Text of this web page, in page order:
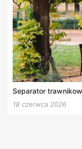
Separator
18 czerwca 2026